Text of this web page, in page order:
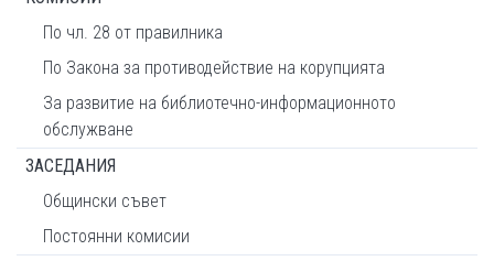
По чл. 28 от правилника
По Закона за противодействие на корупцията
За развитие на библиотечно-информационното
обслужване
ЗАСЕДАНИЯ
Общински съвет
Постоянни комисии